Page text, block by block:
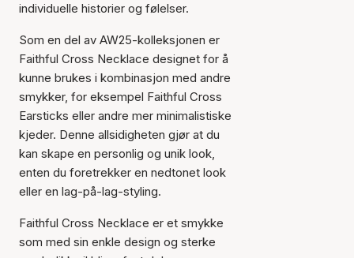
individuelle historier og følelser.
Som en del av AW25-kolleksjonen er
Faithful Cross Necklace designet for å
kunne brukes i kombinasjon med andre
smykker, for eksempel Faithful Cross
Earsticks eller andre mer minimalistiske
kjeder. Denne allsidigheten gjør at du
kan skape en personlig og unik look,
enten du foretrekker en nedtonet look
eller en lag-på-lag-styling.
Faithful Cross Necklace er et smykke
som med sin enkle design og sterke